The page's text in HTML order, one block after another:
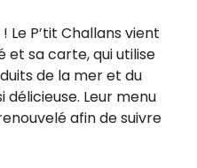
Le P’tit Challans vient
et sa carte, qui utilise
de la mer et du
délicieuse. Leur menu
afin de suivre